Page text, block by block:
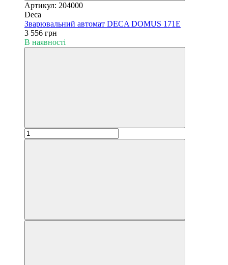
Артикул: 204000
Deca
Зварювальний автомат DECA DOMUS 171E
3 556 грн
В наявності